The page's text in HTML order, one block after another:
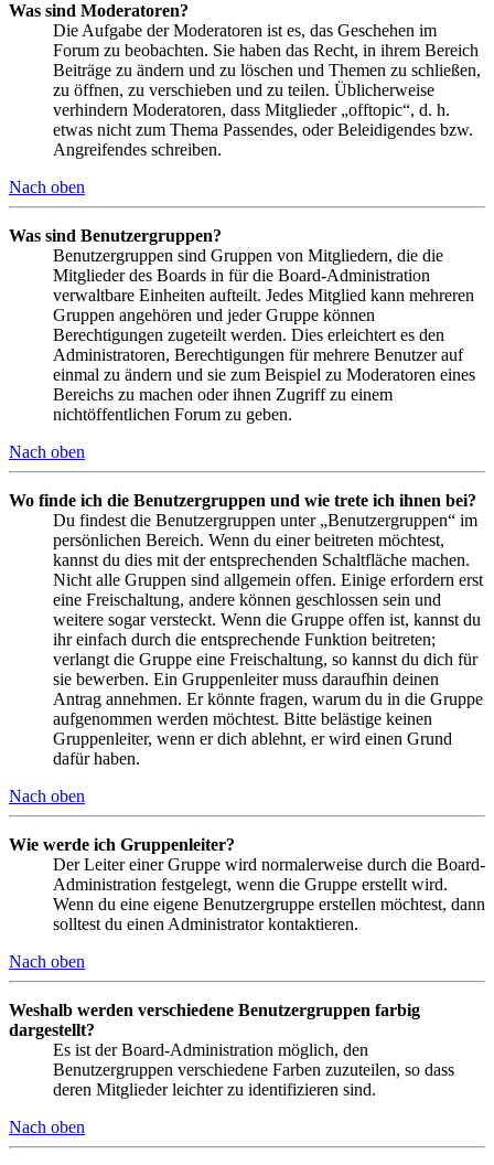
Was sind Moderatoren?
Die Aufgabe der Moderatoren ist es, das Geschehen im
Forum zu beobachten. Sie haben das Recht, in ihrem Bereich
Beiträge zu ändern und zu löschen und Themen zu schließen,
zu öffnen, zu verschieben und zu teilen. Üblicherweise
verhindern Moderatoren, dass Mitglieder „offtopic“, d. h.
etwas nicht zum Thema Passendes, oder Beleidigendes bzw.
Angreifendes schreiben.
Nach oben
Was sind Benutzergruppen?
Benutzergruppen sind Gruppen von Mitgliedern, die die
Mitglieder des Boards in für die Board-Administration
verwaltbare Einheiten aufteilt. Jedes Mitglied kann mehreren
Gruppen angehören und jeder Gruppe können
Berechtigungen zugeteilt werden. Dies erleichtert es den
Administratoren, Berechtigungen für mehrere Benutzer auf
einmal zu ändern und sie zum Beispiel zu Moderatoren eines
Bereichs zu machen oder ihnen Zugriff zu einem
nichtöffentlichen Forum zu geben.
Nach oben
Wo finde ich die Benutzergruppen und wie trete ich ihnen bei?
Du findest die Benutzergruppen unter „Benutzergruppen“ im
persönlichen Bereich. Wenn du einer beitreten möchtest,
kannst du dies mit der entsprechenden Schaltfläche machen.
Nicht alle Gruppen sind allgemein offen. Einige erfordern erst
eine Freischaltung, andere können geschlossen sein und
weitere sogar versteckt. Wenn die Gruppe offen ist, kannst du
ihr einfach durch die entsprechende Funktion beitreten;
verlangt die Gruppe eine Freischaltung, so kannst du dich für
sie bewerben. Ein Gruppenleiter muss daraufhin deinen
Antrag annehmen. Er könnte fragen, warum du in die Gruppe
aufgenommen werden möchtest. Bitte belästige keinen
Gruppenleiter, wenn er dich ablehnt, er wird einen Grund
dafür haben.
Nach oben
Wie werde ich Gruppenleiter?
Der Leiter einer Gruppe wird normalerweise durch die Board-
Administration festgelegt, wenn die Gruppe erstellt wird.
Wenn du eine eigene Benutzergruppe erstellen möchtest, dann
solltest du einen Administrator kontaktieren.
Nach oben
Weshalb werden verschiedene Benutzergruppen farbig
dargestellt?
Es ist der Board-Administration möglich, den
Benutzergruppen verschiedene Farben zuzuteilen, so dass
deren Mitglieder leichter zu identifizieren sind.
Nach oben